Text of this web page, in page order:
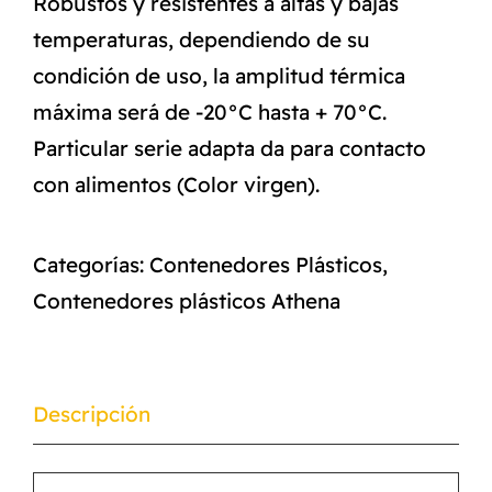
temperaturas, dependiendo de su
condición de uso, la amplitud térmica
máxima será de -20°C hasta + 70°C.
Particular serie adapta da para contacto
con alimentos (Color virgen).
Categorías: Contenedores Plásticos,
Contenedores plásticos Athena
Descripción